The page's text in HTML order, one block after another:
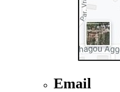
Email